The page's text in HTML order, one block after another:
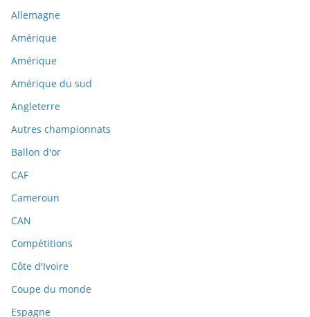
Allemagne
Amérique
Amérique
Amérique du sud
Angleterre
Autres championnats
Ballon d'or
CAF
Cameroun
CAN
Compétitions
Côte d'Ivoire
Coupe du monde
Espagne